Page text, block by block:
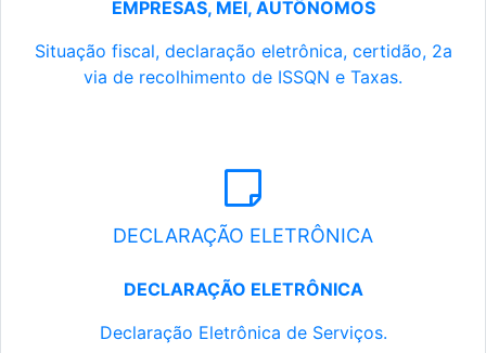
EMPRESAS, MEI, AUTÔNOMOS
Situação fiscal, declaração eletrônica, certidão, 2a
via de recolhimento de ISSQN e Taxas.
DECLARAÇÃO ELETRÔNICA
DECLARAÇÃO ELETRÔNICA
Declaração Eletrônica de Serviços.